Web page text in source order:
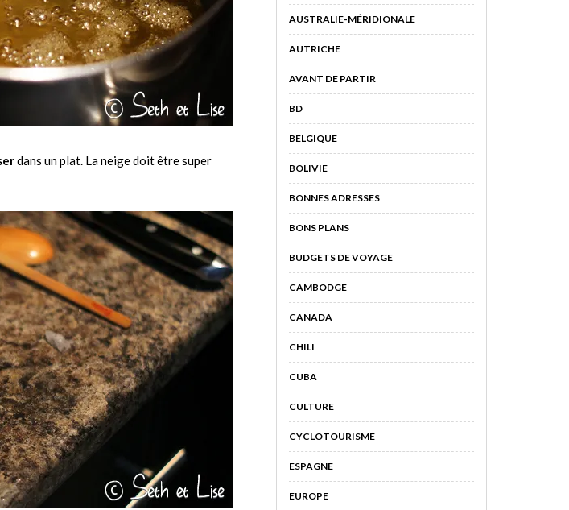
dans un plat. La neige doit être super
AUSTRALIE-MÉRIDIONALE
AUTRICHE
AVANT DE PARTIR
BD
BELGIQUE
BOLIVIE
BONNES ADRESSES
BONS PLANS
BUDGETS DE VOYAGE
CAMBODGE
CANADA
CHILI
CUBA
CULTURE
CYCLOTOURISME
ESPAGNE
EUROPE